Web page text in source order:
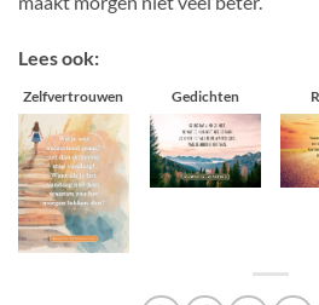
Lees ook:
Zelfvertrouwen Gedichten